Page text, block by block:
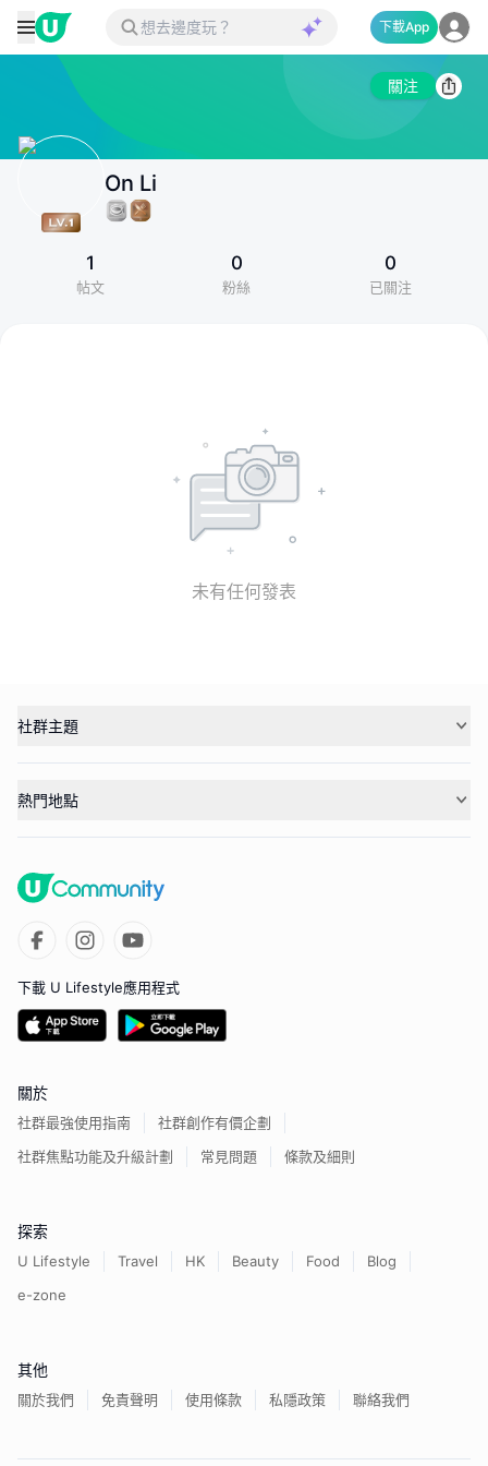
下載App
關注
On Li
1
帖文
0
粉絲
0
已關注
未有任何發表
社群主題
熱門地點
下載 U Lifestyle應用程式
關於
社群最強使用指南
社群創作有價企劃
社群焦點功能及升級計劃
常見問題 條款及細則
探索
U Lifestyle Travel HK Beauty Food
Blog
e-zone
其他
關於我們 免責聲明 使用條款 私隱政策 聯絡我們